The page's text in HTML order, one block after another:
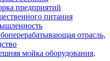
предприятий
питания
отрасль,
мойка оборудования,